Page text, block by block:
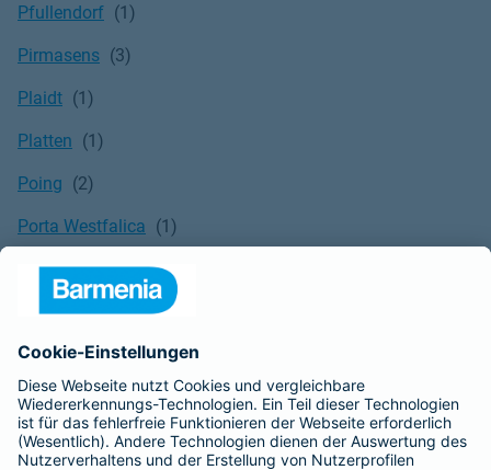
Pfullendorf
Pirmasens
Plaidt
Platten
Poing
Porta Westfalica
Potsdam
Pritzwalk
Puchheim
Pulheim
Putzbrunn